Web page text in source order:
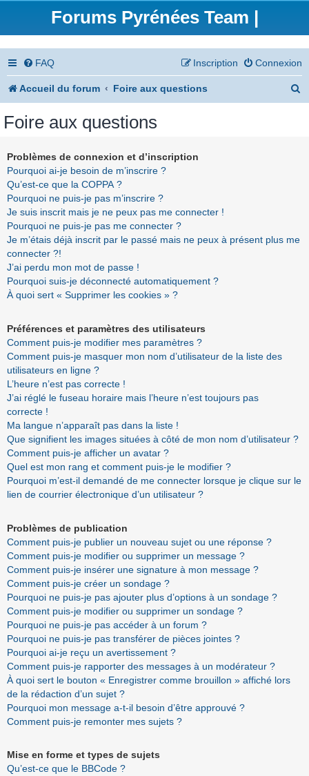
Forums Pyrénées Team |
FAQ Connexion
Inscription
Accueil du forum Foire aux questions
Foire aux questions
Problèmes de connexion et d’inscription
Pourquoi ai-je besoin de m’inscrire ?
Qu’est-ce que la COPPA ?
Pourquoi ne puis-je pas m’inscrire ?
Je suis inscrit mais je ne peux pas me connecter !
Pourquoi ne puis-je pas me connecter ?
Je m’étais déjà inscrit par le passé mais ne peux à présent plus me
connecter ?!
J’ai perdu mon mot de passe !
Pourquoi suis-je déconnecté automatiquement ?
À quoi sert « Supprimer les cookies » ?
Préférences et paramètres des utilisateurs
Comment puis-je modifier mes paramètres ?
Comment puis-je masquer mon nom d’utilisateur de la liste des
utilisateurs en ligne ?
L’heure n’est pas correcte !
J’ai réglé le fuseau horaire mais l’heure n’est toujours pas
correcte !
Ma langue n’apparaît pas dans la liste !
Que signifient les images situées à côté de mon nom d’utilisateur ?
Comment puis-je afficher un avatar ?
Quel est mon rang et comment puis-je le modifier ?
Pourquoi m’est-il demandé de me connecter lorsque je clique sur le
lien de courrier électronique d’un utilisateur ?
Problèmes de publication
Comment puis-je publier un nouveau sujet ou une réponse ?
Comment puis-je modifier ou supprimer un message ?
Comment puis-je insérer une signature à mon message ?
Comment puis-je créer un sondage ?
Pourquoi ne puis-je pas ajouter plus d’options à un sondage ?
Comment puis-je modifier ou supprimer un sondage ?
Pourquoi ne puis-je pas accéder à un forum ?
Pourquoi ne puis-je pas transférer de pièces jointes ?
Pourquoi ai-je reçu un avertissement ?
Comment puis-je rapporter des messages à un modérateur ?
À quoi sert le bouton « Enregistrer comme brouillon » affiché lors
de la rédaction d’un sujet ?
Pourquoi mon message a-t-il besoin d’être approuvé ?
Comment puis-je remonter mes sujets ?
Mise en forme et types de sujets
Qu’est-ce que le BBCode ?